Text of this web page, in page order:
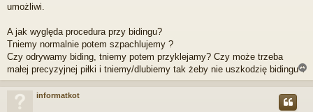
c
y
t
a
n
y
o
s
umożliwi.
A jak wyględa procedura przy bidingu?
Tniemy normalnie potem szpachlujemy ?
Czy odrywamy biding, tniemy potem przyklejamy? Czy może trzeba
małej precyzyjnej piłki i tniemy/dlubiemy tak żeby nie uszkodzię bidingu ?
a
informatkot